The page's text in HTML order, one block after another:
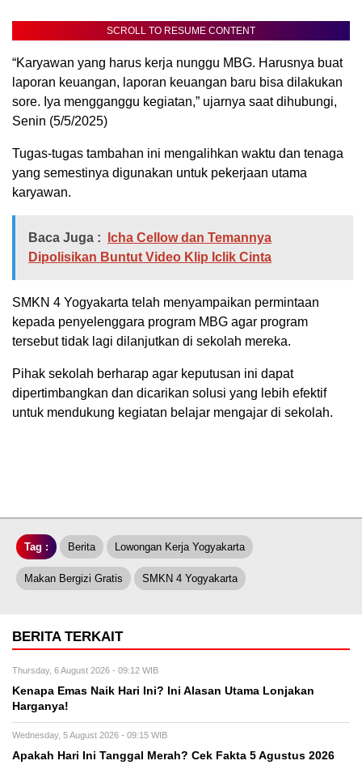
SCROLL TO RESUME CONTENT
“Karyawan yang harus kerja nunggu MBG. Harusnya buat
laporan keuangan, laporan keuangan baru bisa dilakukan
sore. Iya mengganggu kegiatan,” ujarnya saat dihubungi,
Senin (5/5/2025)
Tugas-tugas tambahan ini mengalihkan waktu dan tenaga
yang semestinya digunakan untuk pekerjaan utama
karyawan.
Baca Juga :
Icha Cellow dan Temannya
Dipolisikan Buntut Video Klip Iclik Cinta
SMKN 4 Yogyakarta telah menyampaikan permintaan
kepada penyelenggara program MBG agar program
tersebut tidak lagi dilanjutkan di sekolah mereka.
Pihak sekolah berharap agar keputusan ini dapat
dipertimbangkan dan dicarikan solusi yang lebih efektif
untuk mendukung kegiatan belajar mengajar di sekolah.
Tag : Berita Lowongan Kerja Yogyakarta
Makan Bergizi Gratis SMKN 4 Yogyakarta
BERITA TERKAIT
Thursday, 6 August 2026 - 09:12 WIB
Kenapa Emas Naik Hari Ini? Ini Alasan Utama Lonjakan
Harganya!
Wednesday, 5 August 2026 - 09:15 WIB
Apakah Hari Ini Tanggal Merah? Cek Fakta 5 Agustus 2026